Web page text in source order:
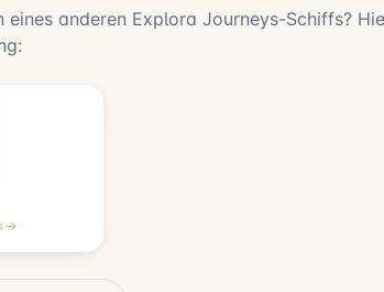
eines anderen Explora Journeys-Schiffs?
→